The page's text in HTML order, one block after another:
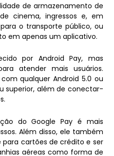
de armazenamento de
cinema, ingressos e, em
o transporte público, ou
em apenas um aplicativo.
por Android Pay, mas
atender mais usuários.
qualquer Android 5.0 ou
superior, além de conectar-
do Google Pay é mais
Além disso, ele também
cartões de crédito e ser
aéreas como forma de